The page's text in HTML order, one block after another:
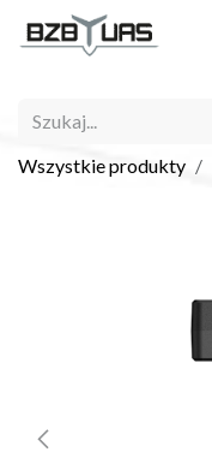
Skip to Content
Wszystkie produkty